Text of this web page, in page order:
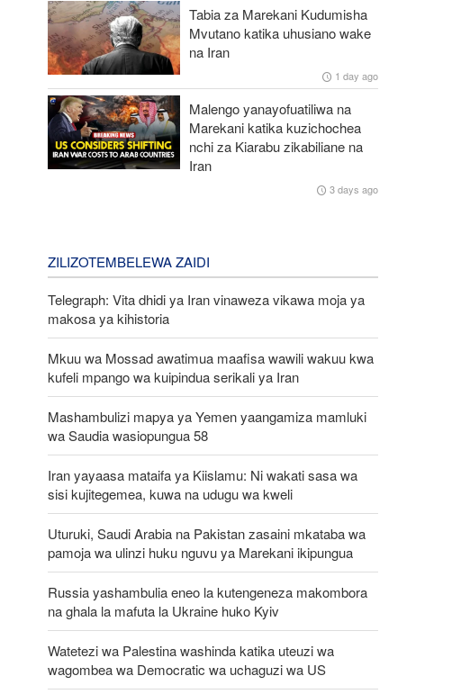
Tabia za Marekani Kudumisha
Mvutano katika uhusiano wake
na Iran
1 day ago
Malengo yanayofuatiliwa na
Marekani katika kuzichochea
nchi za Kiarabu zikabiliane na
Iran
3 days ago
ZILIZOTEMBELEWA ZAIDI
Telegraph: Vita dhidi ya Iran vinaweza vikawa moja ya
makosa ya kihistoria
Mkuu wa Mossad awatimua maafisa wawili wakuu kwa
kufeli mpango wa kuipindua serikali ya Iran
Mashambulizi mapya ya Yemen yaangamiza mamluki
wa Saudia wasiopungua 58
Iran yayaasa mataifa ya Kiislamu: Ni wakati sasa wa
sisi kujitegemea, kuwa na udugu wa kweli
Uturuki, Saudi Arabia na Pakistan zasaini mkataba wa
pamoja wa ulinzi huku nguvu ya Marekani ikipungua
Russia yashambulia eneo la kutengeneza makombora
na ghala la mafuta la Ukraine huko Kyiv
Watetezi wa Palestina washinda katika uteuzi wa
wagombea wa Democratic wa uchaguzi wa US